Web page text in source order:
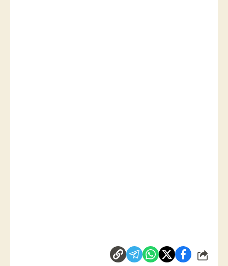
شارك